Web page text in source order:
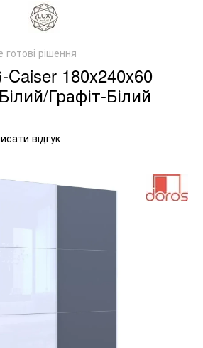
рішення
180x240x60
Графіт-Білий
відгук